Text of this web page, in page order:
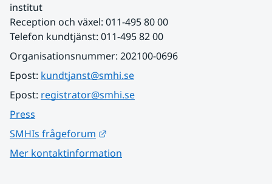
institut
Reception och växel: 011-495 80 00
Telefon kundtjänst: 011-495 82 00
Organisationsnummer: 202100-0696
Epost: kundtjanst@smhi.se
Epost: registrator@smhi.se
Press
SMHIs frågeforum
Mer kontaktinformation